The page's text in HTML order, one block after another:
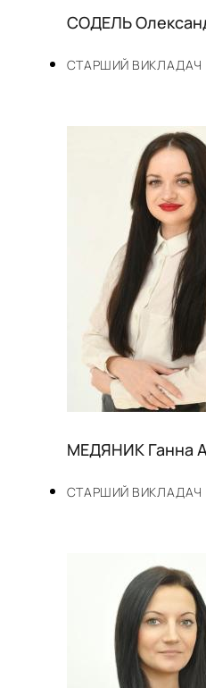
СТАРШИЙ ВИКЛАДАЧ
СОДЕЛЬ
СТАРШИЙ ВИКЛАДАЧ
МЕДЯНИК Ганна